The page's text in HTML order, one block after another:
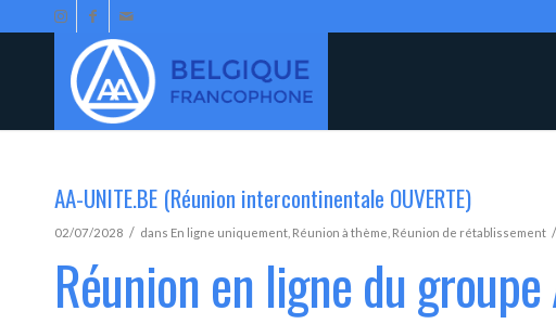
AA-UNITE.BE (Réunion intercontinentale OUVERTE)
02/07/2028 / dans En ligne uniquement Réunion à thème Réunion de rétablissement /
Réunion en ligne du groupe